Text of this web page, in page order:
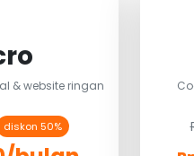
& website ringan
diskon 50%